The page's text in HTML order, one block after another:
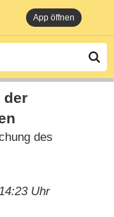
App öffnen
der
des
Uhr